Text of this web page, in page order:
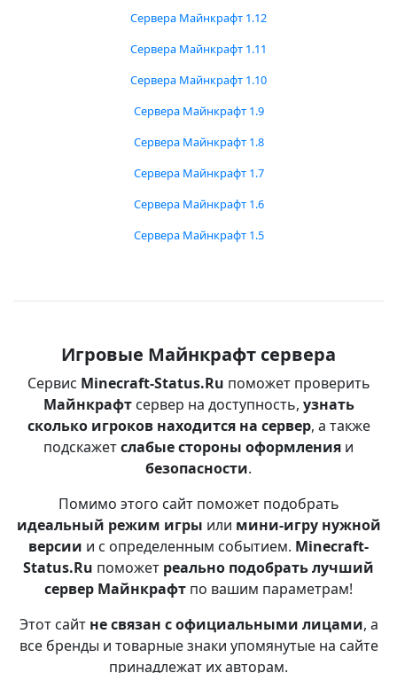
Сервера Майнкрафт 1.12
Сервера Майнкрафт 1.11
Сервера Майнкрафт 1.10
Сервера Майнкрафт 1.9
Сервера Майнкрафт 1.8
Сервера Майнкрафт 1.7
Сервера Майнкрафт 1.6
Сервера Майнкрафт 1.5
Игровые Майнкрафт сервера
Сервис Minecraft-Status.Ru поможет проверить
Майнкрафтсервер на доступность, узнать
сколько игроков находится на сервер, а также
подскажетслабые стороны оформления и
безопасности.
Помимо этого сайт поможет подобрать
идеальный режим игры или мини-игру нужной
версии и с определенным событием. Minecraft-
Status.Ru поможет реально подобрать лучший
сервер Майнкрафт по вашим параметрам!
Этот сайт не связан с официальными лицами, а
все бренды и товарные знаки упомянутые на сайте
принадлежат их авторам.